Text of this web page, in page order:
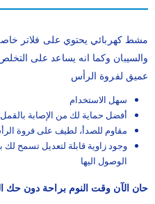
مشط كهربائي يحتوي على فلاتر
والسيبان وكما انه يساعد على
عميق لفروة الرأس
سهل الاستخدام
أفضل حماية لك من الإصابة بالقمل
مقاوم للصدأ، لطيف على فروة
وجود زاوية قابلة لتعديل تسمح
الوصول اليها
حان الآن وقت النوم براحة دون حك